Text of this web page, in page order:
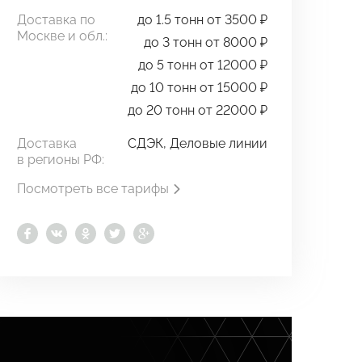
Доставка по
Москве и обл.:
до 1.5 тонн от 3500 ₽
до 3 тонн от 8000 ₽
до 5 тонн от 12000 ₽
до 10 тонн от 15000 ₽
до 20 тонн от 22000 ₽
Доставка
в регионы РФ:
СДЭК, Деловые линии
Посмотреть все тарифы